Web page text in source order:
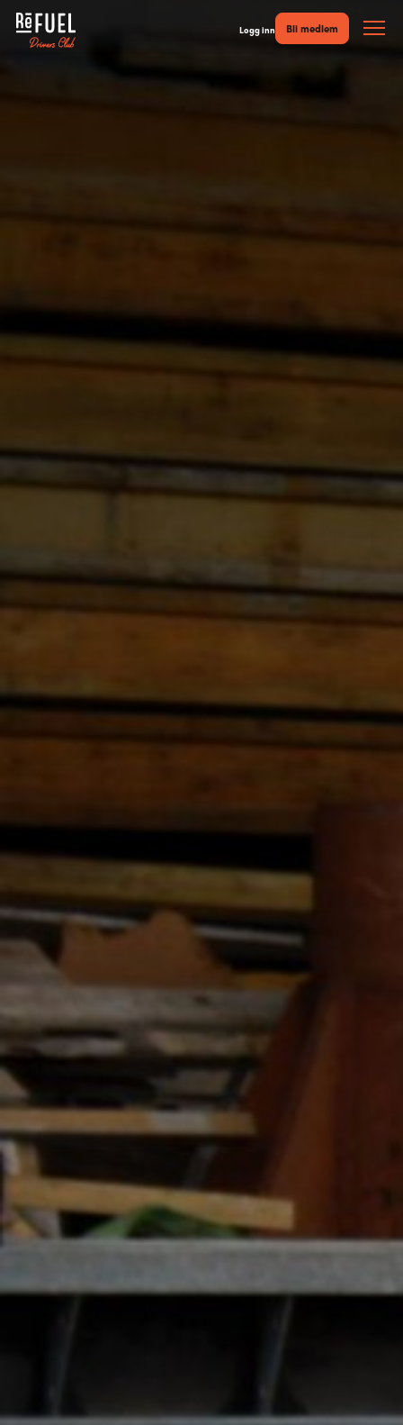
Logg inn Bli medlem